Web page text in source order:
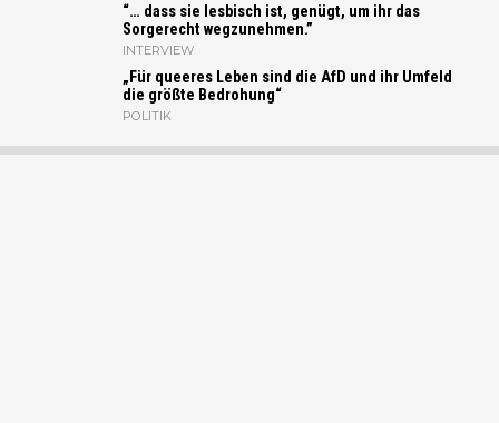
“… dass sie lesbisch ist, genügt, um ihr das
Sorgerecht wegzunehmen.”
INTERVIEW
„Für queeres Leben sind die AfD und ihr Umfeld
die größte Bedrohung“
POLITIK